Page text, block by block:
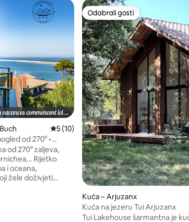
4
Prosječna ocjena: 5/5, recenzija: 10
5 (10)
od 270° •
od 270° zaljeva,
Rijetko
i oceana,
žele doživjeti
Odabrali gosti
Odabrali gosti
Kuća – Arjuzanx
Kuća na jezeru Tui Arjuzanx
Tui Lakehouse šarmantna je